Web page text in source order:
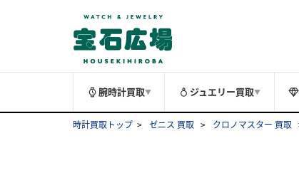
腕時計買取▼ ジュエリー買取▼
時計買取トップ ゼニス 買取 クロノマスター 買取